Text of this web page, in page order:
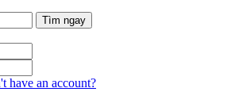
Tìm ngay
have an account?